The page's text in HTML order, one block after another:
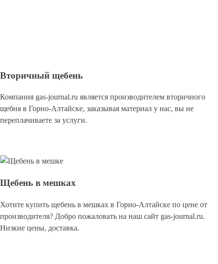
Вторичный щебень
Компания gas-journal.ru является производителем вторичного
щебня в Горно-Алтайске, заказывая материал у нас, вы не
переплачиваете за услуги.
Щебень в мешках
Хотите купить щебень в мешках в Горно-Алтайске по цене от
производителя? Добро пожаловать на наш сайт gas-journal.ru.
Низкие цены, доставка.